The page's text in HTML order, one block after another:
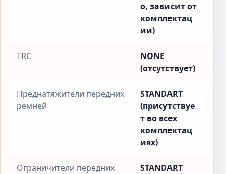
о, зависит от
комплектац
ии)
TRC
NONE
(отсутствует)
Преднатяжители передних
ремней
STANDART
(присутствуе
т во всех
комплектац
иях)
Ограничители передних
STANDART